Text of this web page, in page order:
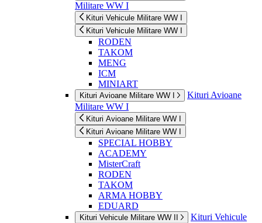
Militare WW I
Kituri Vehicule Militare WW I
Kituri Vehicule Militare WW I
RODEN
TAKOM
MENG
ICM
MINIART
Kituri Avioane Militare WW I
Kituri Avioane
Militare WW I
Kituri Avioane Militare WW I
Kituri Avioane Militare WW I
SPECIAL HOBBY
ACADEMY
MisterCraft
RODEN
TAKOM
ARMA HOBBY
EDUARD
Kituri Vehicule Militare WW II
Kituri Vehicule